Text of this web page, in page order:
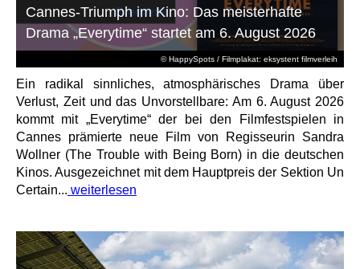
© HappySpots / Filmplakat: eksystent filmverleih
Cannes-Triumph im Kino: Das meisterhafte
Drama „Everytime“ startet am 6. August 2026
Ein radikal sinnliches, atmosphärisches Drama über
Verlust, Zeit und das Unvorstellbare: Am 6. August 2026
kommt mit „Everytime“ der bei den Filmfestspielen in
Cannes prämierte neue Film von Regisseurin Sandra
Wollner (The Trouble with Being Born) in die deutschen
Kinos. Ausgezeichnet mit dem Hauptpreis der Sektion Un
Certain... weiterlesen